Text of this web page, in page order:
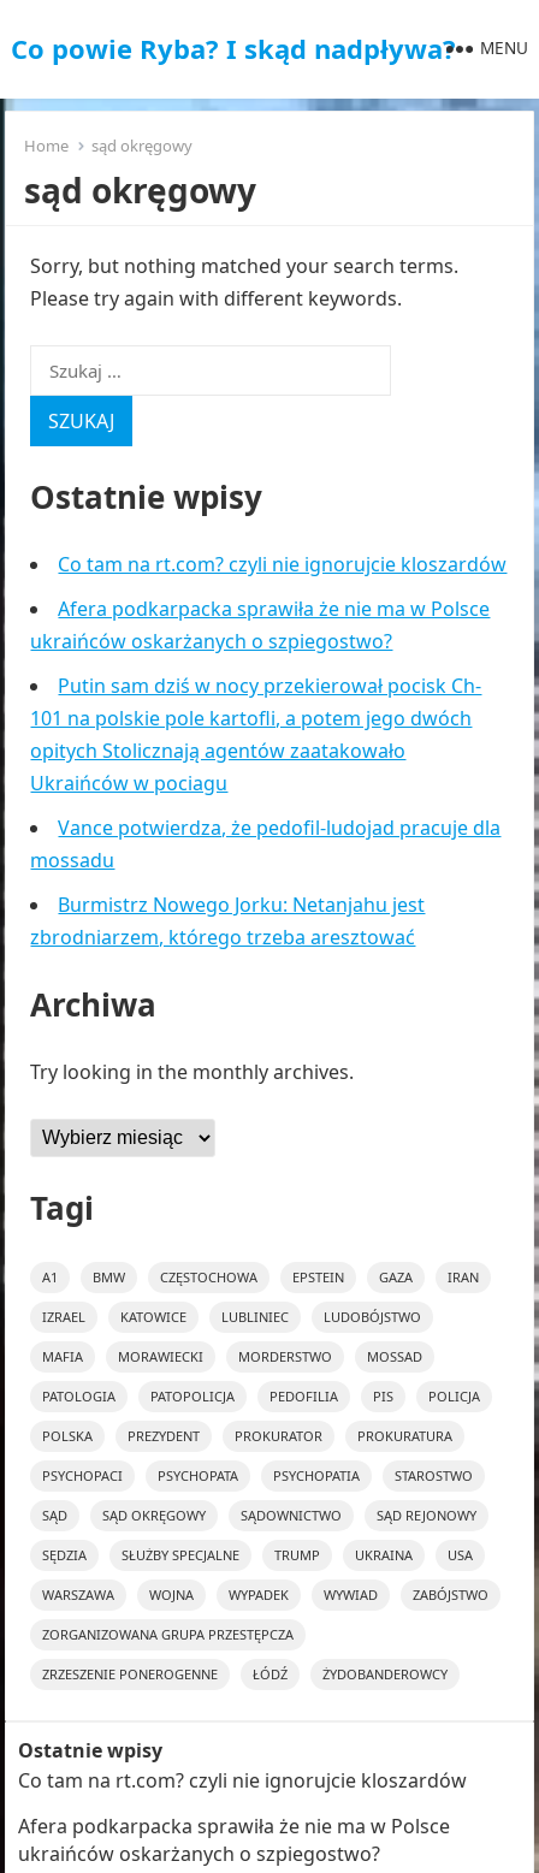
Co powie Ryba? I skąd nadpływa? MENU
Home sąd okręgowy
sąd okręgowy
Sorry, but nothing matched your search terms.
Please try again with different keywords.
Szukaj:
Ostatnie wpisy
Co tam na rt.com? czyli nie ignorujcie kloszardów
Afera podkarpacka sprawiła że nie ma w Polsce
ukraińców oskarżanych o szpiegostwo?
Putin sam dziś w nocy przekierował pocisk Ch-
101 na polskie pole kartofli, a potem jego dwóch
opitych Stolicznają agentów zaatakowało
Ukraińców w pociagu
Vance potwierdza, że pedofil-ludojad pracuje dla
mossadu
Burmistrz Nowego Jorku: Netanjahu jest
zbrodniarzem, którego trzeba aresztować
Archiwa
Try looking in the monthly archives.
Archiwa
Tagi
A1 BMW CZĘSTOCHOWA EPSTEIN GAZA IRAN
IZRAEL KATOWICE LUBLINIEC LUDOBÓJSTWO
MAFIA MORAWIECKI MORDERSTWO MOSSAD
PATOLOGIA PATOPOLICJA PEDOFILIA PIS POLICJA
POLSKA PREZYDENT PROKURATOR PROKURATURA
PSYCHOPACI PSYCHOPATA PSYCHOPATIA STAROSTWO
SĄD SĄD OKRĘGOWY SĄDOWNICTWO SĄD REJONOWY
SĘDZIA SŁUŻBY SPECJALNE TRUMP UKRAINA USA
WARSZAWA WOJNA WYPADEK WYWIAD ZABÓJSTWO
ZORGANIZOWANA GRUPA PRZESTĘPCZA
ZRZESZENIE PONEROGENNE ŁÓDŹ ŻYDOBANDEROWCY
Ostatnie wpisy
Co tam na rt.com? czyli nie ignorujcie kloszardów
Afera podkarpacka sprawiła że nie ma w Polsce
ukraińców oskarżanych o szpiegostwo?